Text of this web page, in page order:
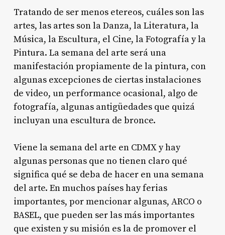
Tratando de ser menos etereos, cuáles son las
artes, las artes son la Danza, la Literatura, la
Música, la Escultura, el Cine, la Fotografía y la
Pintura. La semana del arte será una
manifestación propiamente de la pintura, con
algunas excepciones de ciertas instalaciones
de video, un performance ocasional, algo de
fotografía, algunas antigüedades que quizá
incluyan una escultura de bronce.
Viene la semana del arte en CDMX y hay
algunas personas que no tienen claro qué
significa qué se deba de hacer en una semana
del arte. En muchos países hay ferias
importantes, por mencionar algunas, ARCO o
BASEL, que pueden ser las más importantes
que existen y su misión es la de promover el